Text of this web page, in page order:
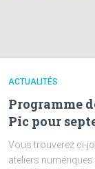
ACTUALITÉS
Programme
Pic pour
Vous trouverez ci-
ateliers